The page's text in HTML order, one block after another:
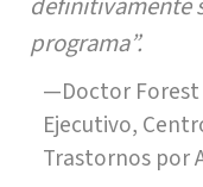
programa”.
—Doctor
Ejecutivo,
Trastornos por